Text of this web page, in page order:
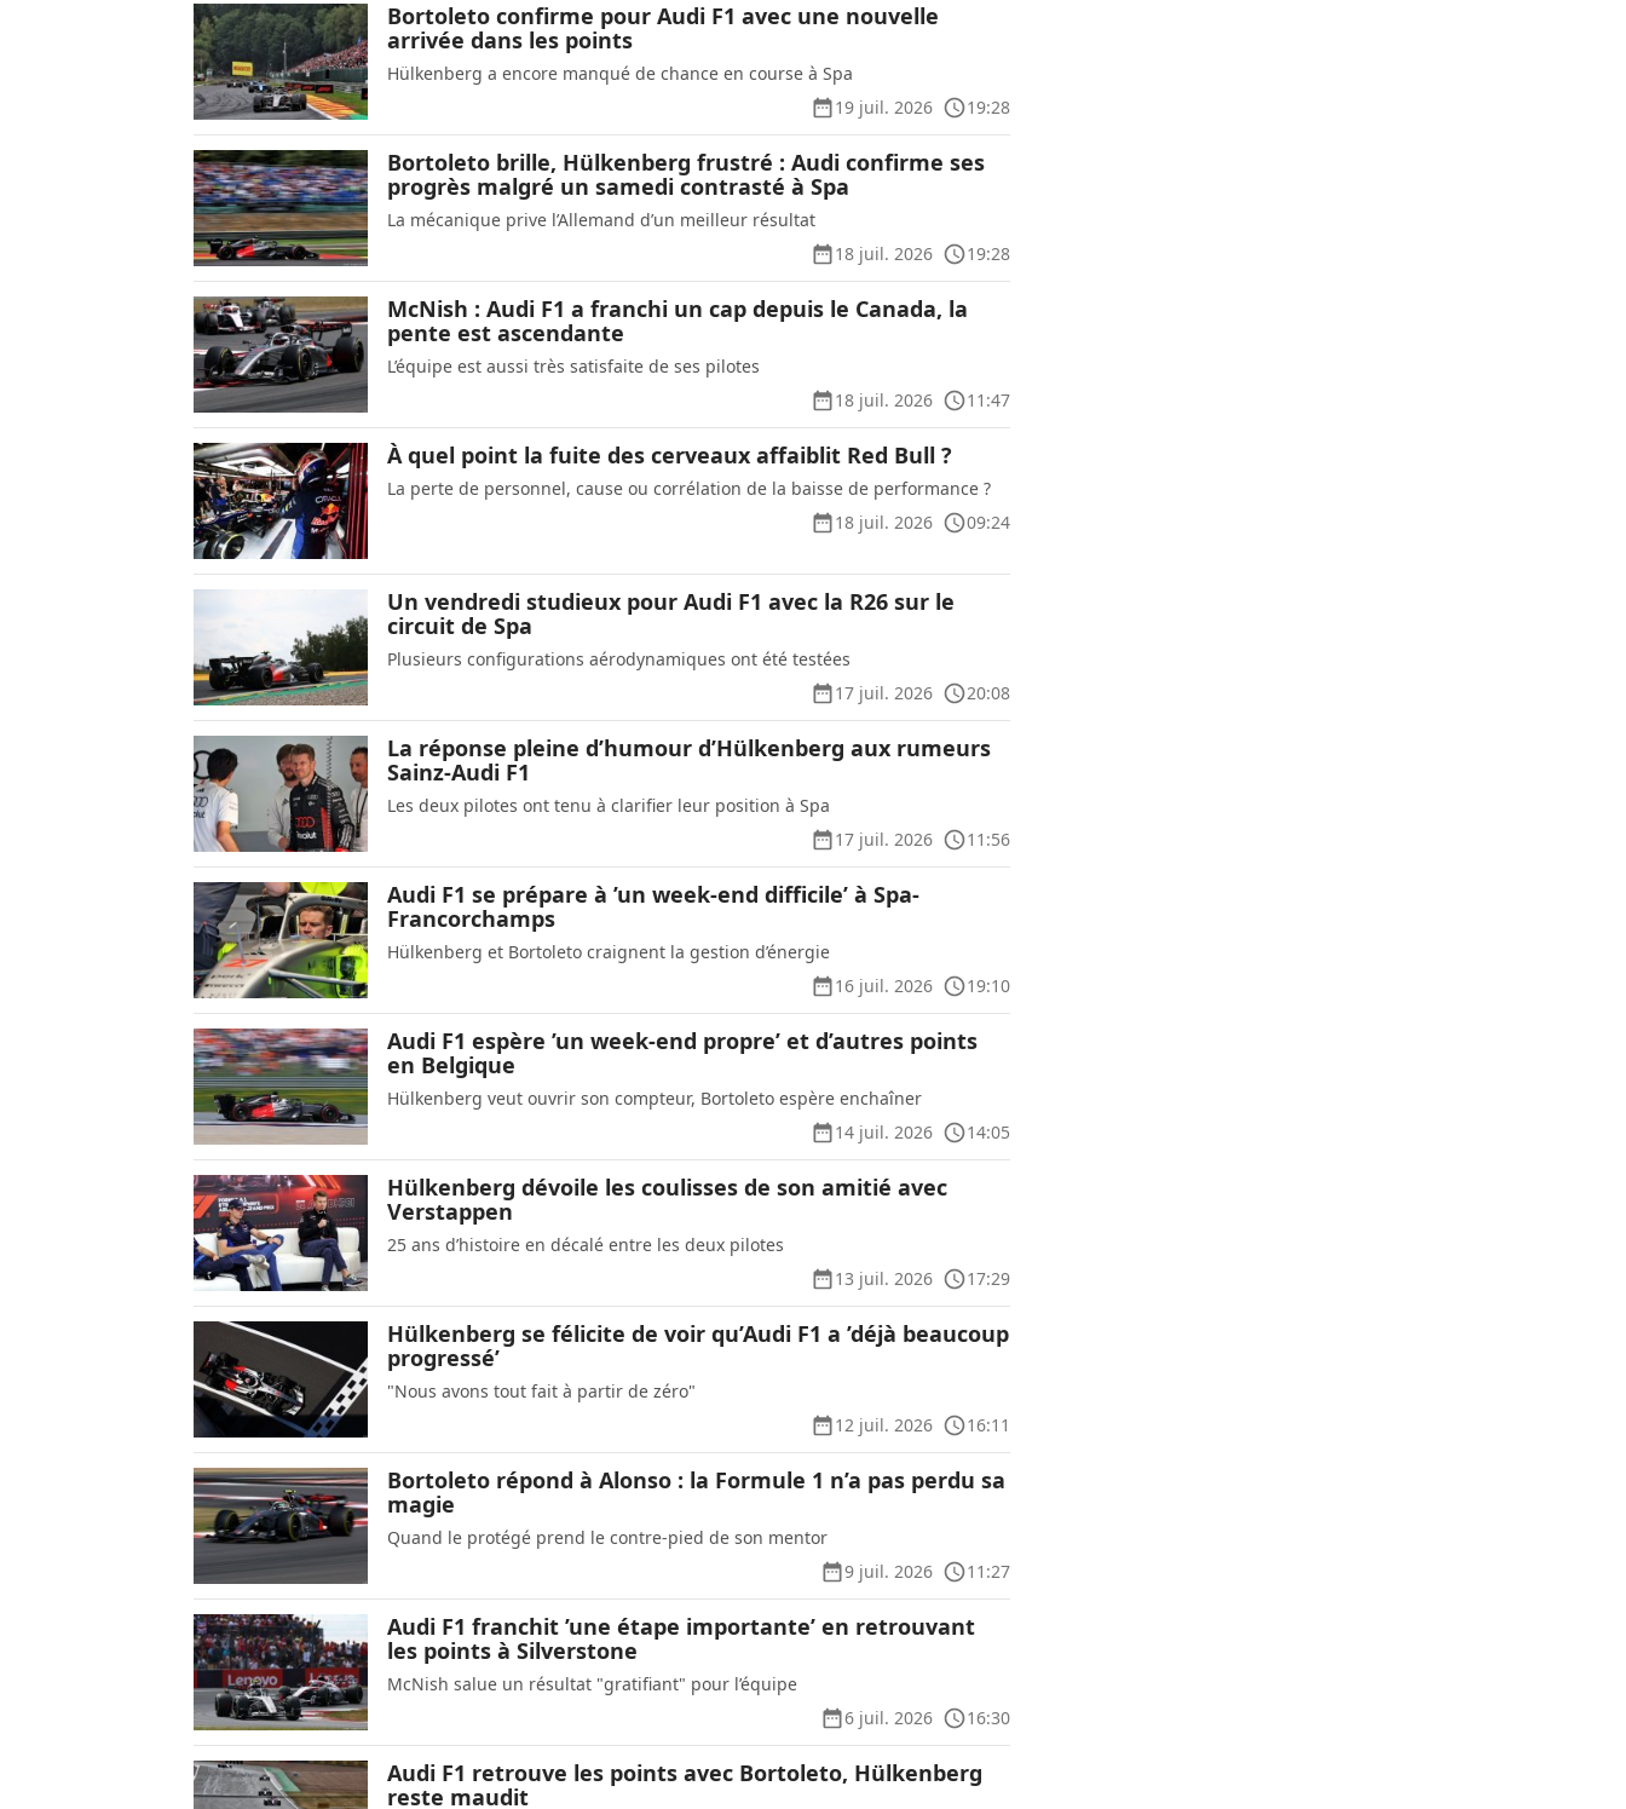
Bortoleto confirme pour Audi F1 avec une nouvelle
arrivée dans les points
Hülkenberg a encore manqué de chance en course à Spa
19 juil. 2026
19:28
Bortoleto brille, Hülkenberg frustré : Audi confirme ses
progrès malgré un samedi contrasté à Spa
La mécanique prive l’Allemand d’un meilleur résultat
18 juil. 2026
19:28
McNish : Audi F1 a franchi un cap depuis le Canada, la
pente est ascendante
L’équipe est aussi très satisfaite de ses pilotes
18 juil. 2026
11:47
À quel point la fuite des cerveaux affaiblit Red Bull ?
La perte de personnel, cause ou corrélation de la baisse de performance ?
18 juil. 2026
09:24
Un vendredi studieux pour Audi F1 avec la R26 sur le
circuit de Spa
Plusieurs configurations aérodynamiques ont été testées
17 juil. 2026
20:08
La réponse pleine d’humour d’Hülkenberg aux rumeurs
Sainz-Audi F1
Les deux pilotes ont tenu à clarifier leur position à Spa
17 juil. 2026
11:56
Audi F1 se prépare à ’un week-end difficile’ à Spa-
Francorchamps
Hülkenberg et Bortoleto craignent la gestion d’énergie
16 juil. 2026
19:10
Audi F1 espère ’un week-end propre’ et d’autres points
en Belgique
Hülkenberg veut ouvrir son compteur, Bortoleto espère enchaîner
14 juil. 2026
14:05
Hülkenberg dévoile les coulisses de son amitié avec
Verstappen
25 ans d’histoire en décalé entre les deux pilotes
13 juil. 2026
17:29
Hülkenberg se félicite de voir qu’Audi F1 a ’déjà beaucoup
progressé’
"Nous avons tout fait à partir de zéro"
12 juil. 2026
16:11
Bortoleto répond à Alonso : la Formule 1 n’a pas perdu sa
magie
Quand le protégé prend le contre-pied de son mentor
9 juil. 2026
11:27
Audi F1 franchit ’une étape importante’ en retrouvant
les points à Silverstone
McNish salue un résultat "gratifiant" pour l’équipe
6 juil. 2026
16:30
Audi F1 retrouve les points avec Bortoleto, Hülkenberg
reste maudit